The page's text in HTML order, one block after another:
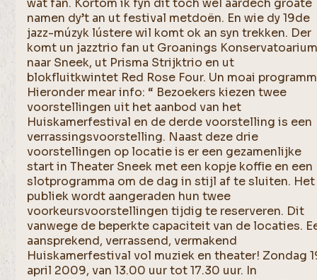
namen dy’t an ut festival metdoën. En wie dy 19de
jazz-múzyk lústere wil komt ok an syn trekken. Der
komt un jazztrio fan ut Groanings
naar Sneek, ut Prisma Strijktrio en ut
blokfluitkwintet Red Rose Four. Un moai
Hieronder mear info: “ Bezoekers kiezen twee
voorstellingen uit het aanbod van het
Huiskamerfestival en de derde voorstelling is een
verrassingsvoorstelling. Naast deze drie
voorstellingen op locatie is er een gezamenlijke
start in Theater Sneek met een kopje koffie en een
slotprogramma om de dag in stijl af te sluiten. Het
publiek wordt aangeraden hun twee
voorkeursvoorstellingen tijdig te reserveren. Dit
vanwege de beperkte capaciteit van de locaties.
aansprekend, verrassend, vermakend
Huiskamerfestival vol muziek en theater! Zondag
april 2009, van 13.00 uur tot 17.30 uur. In